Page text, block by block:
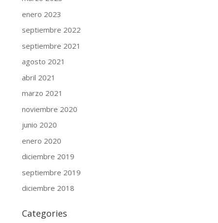
enero 2023
septiembre 2022
septiembre 2021
agosto 2021
abril 2021
marzo 2021
noviembre 2020
junio 2020
enero 2020
diciembre 2019
septiembre 2019
diciembre 2018
Categories